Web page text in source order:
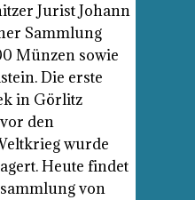
Jurist Johann
Sammlung
Münzen sowie
Die erste
in Görlitz
den
wurde
Heute findet
von